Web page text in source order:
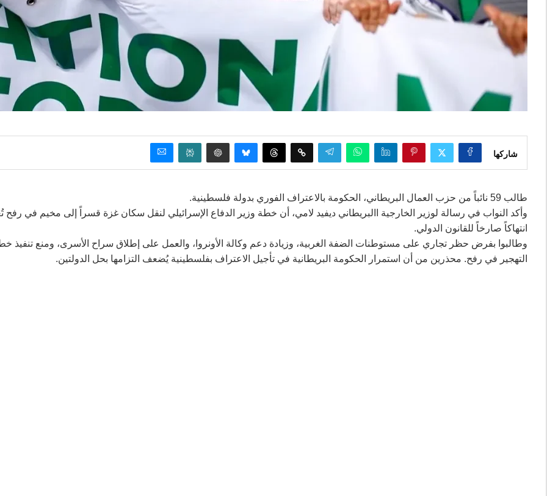
شاركها
طالب 59 نائباً من حزب العمال البريطاني، الحكومة بالاعتراف الفوري بدولة فلسطينية.
وأكد النواب في رسالة لوزير الخارجية االبريطاني ديفيد لامي، أن خطة وزير الدفاع الإسرائيلي لنقل سكان غزة قسراً إلى مخيم في رفح
انتهاكاً صارخاً للقانون الدولي.
وطالبوا بفرض حظر تجاري على مستوطنات الضفة الغربية، وزيادة دعم وكالة الأونروا، والعمل على إطلاق سراح الأسرى، ومنع تنفيذ
التهجير في رفح. محذرين من أن استمرار الحكومة البريطانية في تأجيل الاعتراف بفلسطينية يُضعف التزامها بحل الدولتين.